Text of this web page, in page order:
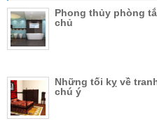
Phong thủy phòng
chủ
Những tối kỵ về
chú ý